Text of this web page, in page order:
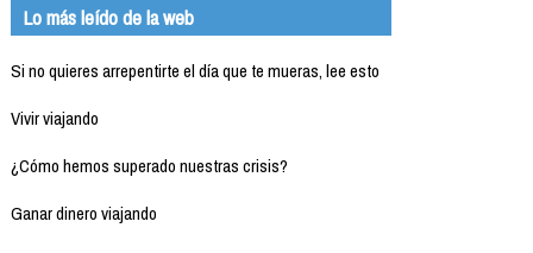
Lo más leído de la web
Si no quieres arrepentirte el día que te mueras, lee esto
Vivir viajando
¿Cómo hemos superado nuestras crisis?
Ganar dinero viajando